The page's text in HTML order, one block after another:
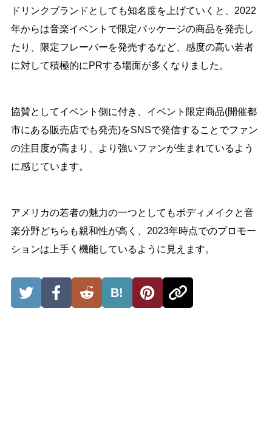
ドリンクブランドとしても知名度を上げていくと、2022
年からは音楽イベントで限定パッケージの商品を発売し
たり、限定フレーバーを発売するなど、感度の高い若者
に対して積極的にPRする場面が多くなりました。
協賛としてイベント側に付き、イベント限定商品(開催都
市にある販売店でも発売)をSNSで発信することでファン
の注目度が高まり、より強いファンが生まれているよう
に感じています。
アメリカの若者の魅力の一つとしてもボディメイクと音
楽分野どちらも親和性が高く、2023年時点でのプロモー
ションは上手く機能しているように見えます。
B!